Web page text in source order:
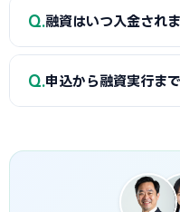
能な計画ほど高く評価さ
A
一般的に、創業計画
決算書などが必要です。
整備と不備チェックを代
Q 融資はいつ入金され
A
融資は補助金と違い
Q 申込から融資実行ま
資実行までおおむね3週間
証協会・制度融資は金融
め、もう少し時間がかか